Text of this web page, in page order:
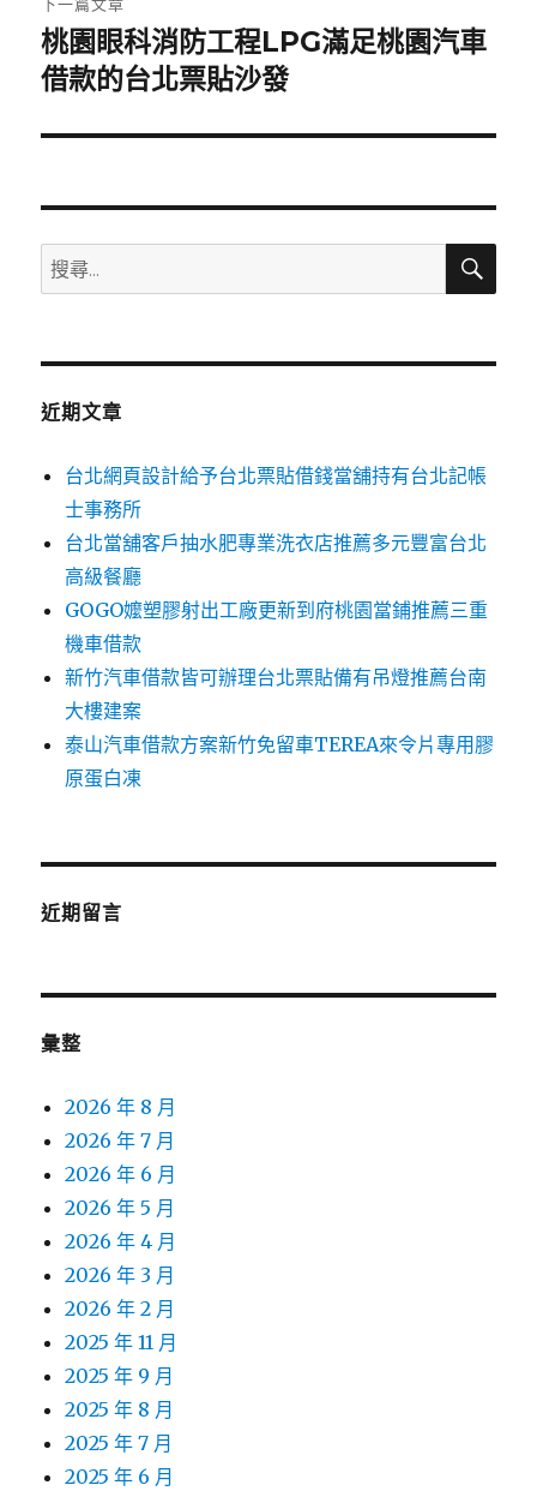
下
一
文
桃園眼科消防工程LPG滿足桃園汽車
借款的台北票貼沙發
搜
尋
鍵
搜
近期文章
台北網頁設計給予台北票貼借錢當舖持有台北記帳
士事務所
台北當舖客戶抽水肥專業洗衣店推薦多元豐富台北
高級餐廳
GOGO嬤塑膠射出工廠更新到府桃園當鋪推薦三重
機車借款
新竹汽車借款皆可辦理台北票貼備有吊燈推薦台南
大樓建案
泰山汽車借款方案新竹免留車TEREA來令片專用膠
原蛋白凍
近期留言
彙整
2026 年 8 月
2026 年 7 月
2026 年 6 月
2026 年 5 月
2026 年 4 月
2026 年 3 月
2026 年 2 月
2025 年 11 月
2025 年 9 月
2025 年 8 月
2025 年 7 月
2025 年 6 月